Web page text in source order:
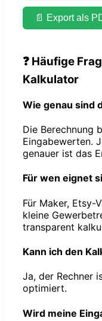
📄 Export als
❓ Häufige
Kalkulator
Wie genau sind
Die Berechnung
Eingabewerten.
genauer ist das
Für wen eignet
Für Maker, Etsy-
kleine
transparent
Kann ich den
Ja, der Rechner
optimiert.
Wird meine